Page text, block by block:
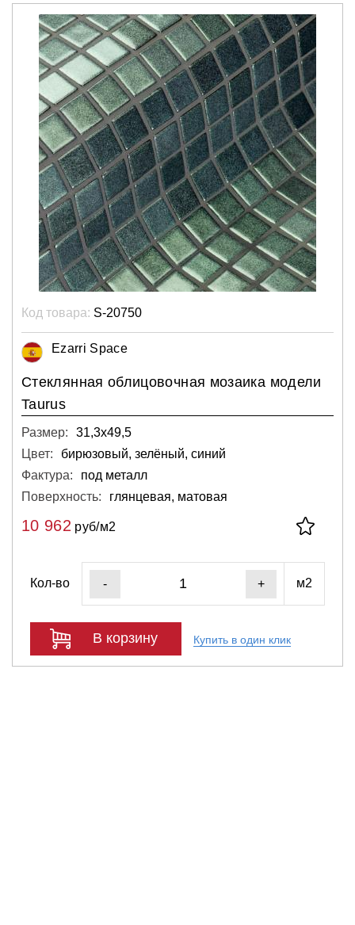
Код товара: S-20750
Ezarri Space
Стеклянная облицовочная мозаика модели
Taurus
Размер:
31,3х49,5
Цвет:
бирюзовый, зелёный, синий
Фактура:
под металл
Поверхность:
глянцевая, матовая
10 962 руб/м2
Кол-во - + м2
В корзину Купить в один клик